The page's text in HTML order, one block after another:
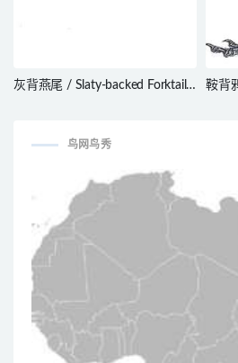
灰背燕尾 / Slaty-backed Forktail /
鞍背
鸟网鸟秀